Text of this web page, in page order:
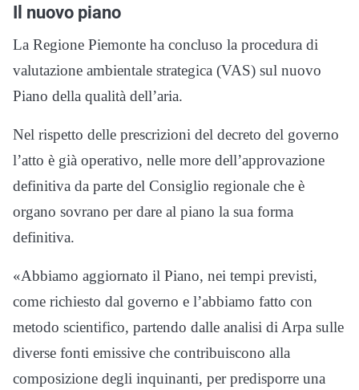
Il nuovo piano
La Regione Piemonte ha concluso la procedura di
valutazione ambientale strategica (VAS) sul nuovo
Piano della qualità dell’aria.
Nel rispetto delle prescrizioni del decreto del governo
l’atto è già operativo, nelle more dell’approvazione
definitiva da parte del Consiglio regionale che è
organo sovrano per dare al piano la sua forma
definitiva.
«Abbiamo aggiornato il Piano, nei tempi previsti,
come richiesto dal governo e l’abbiamo fatto con
metodo scientifico, partendo dalle analisi di Arpa sulle
diverse fonti emissive che contribuiscono alla
composizione degli inquinanti, per predisporre una